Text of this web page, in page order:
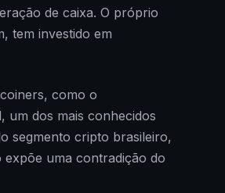
de caixa. O próprio
tem investido em
como o
um dos mais conhecidos
segmento cripto brasileiro,
expõe uma contradição do